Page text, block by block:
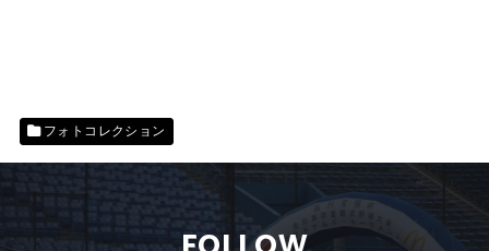
フォトコレクション